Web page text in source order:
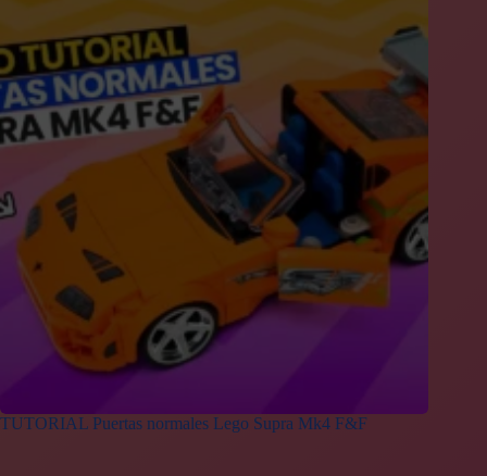
TUTORIAL Puertas normales Lego Supra Mk4 F&F